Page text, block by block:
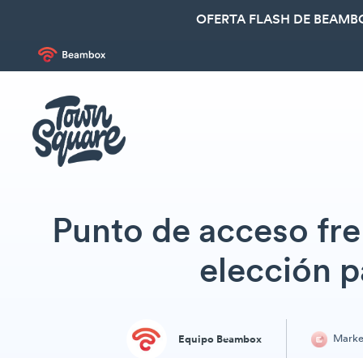
OFERTA FLASH DE
Punto de acceso
elección
Equipo Beambox